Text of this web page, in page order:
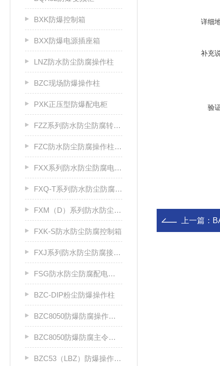
BXK防爆控制箱
BXX防爆电源插座箱
LNZ防水防尘防腐操作柱
BZC现场防爆操作柱
PXK正压型防爆配电柜
FZZ系列防水防尘防腐转换开关
FZC防水防尘防腐操作柱厂家
FXX系列防水防尘防腐电源插座箱
FXQ-T系列防水防尘防腐动力（电磁）起动箱
FXM（D）系列防水防尘防腐照明（动力）配电箱
FXK-S防水防尘防腐控制箱
FXJ系列防水防尘防腐接线箱
FSG防水防尘防腐配电柜厂家
BZC-DIP粉尘防爆操作柱
BZC8050防爆防腐操作柱（ⅡC级）
BZC8050防爆防腐主令控制器
BZC53（LBZ）防爆操作柱llC
详细
补充
验
上一篇：